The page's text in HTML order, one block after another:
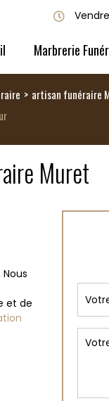
Marbrerie
artisan funéraire
Muret
et de